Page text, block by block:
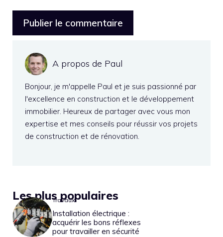
A propos de Paul
Bonjour, je m'appelle Paul et je suis passionné par
l'excellence en construction et le développement
immobilier. Heureux de partager avec vous mon
expertise et mes conseils pour réussir vos projets
de construction et de rénovation.
Les plus populaires
Travaux
Installation électrique :
acquérir les bons réflexes
pour travailler en sécurité